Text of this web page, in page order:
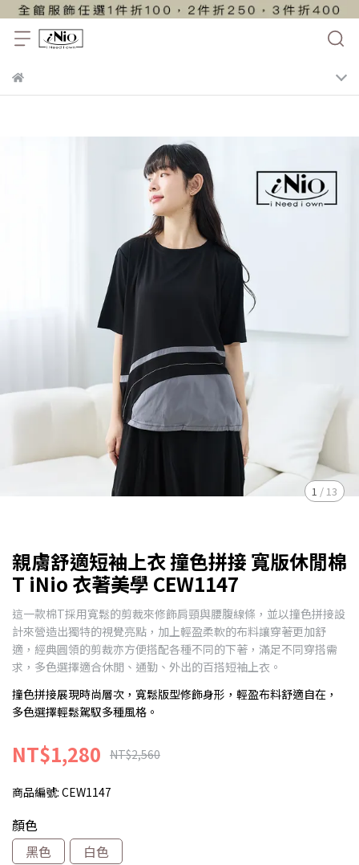
1 /13
親膚舒適短袖上衣 撞色拼接 寬版休閒棉
T iNio 衣著美學 CEW1147
這一款棉T採用寬鬆的剪裁來修飾肩頸與腰腹線條，並以撞色拼接設
計來營造出獨特的視覺亮點，加上輕盈柔軟的布料讓穿著更加舒
適，經典圓領的剪裁亦方便搭配各種不同的下著，滿足不同穿搭需
求，多色選擇適合休閒、通勤、外出的百搭短袖上衣。
撞色拼接展現時尚層次，寬鬆版型修飾身形，輕盈布料舒適自在，
多色選擇輕鬆駕馭多種風格。
NT$1,280 NT$2,560
商品編號: CEW1147
顏色
黑色
白色